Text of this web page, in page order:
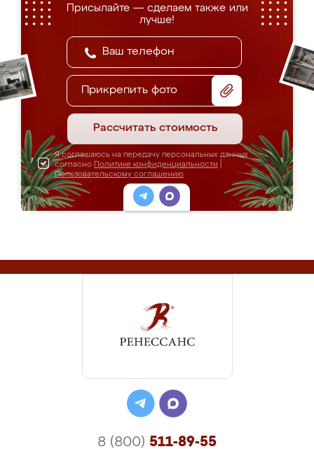
Присылайте — сделаем также или
лучше!
Прикрепить фото
Рассчитать стоимость
Я соглашаюсь на передачу персональных данных
согласно Политике конфиденциальности
Пользовательскому соглашению
8 (800) 511-89-55